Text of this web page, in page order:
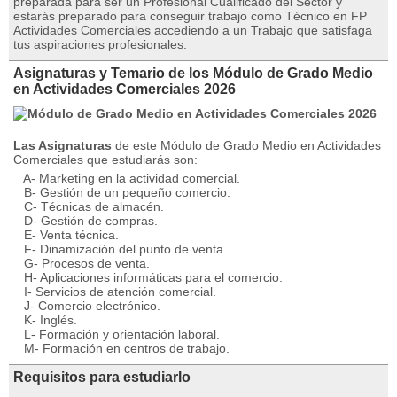
estarás preparado para conseguir trabajo como Técnico en FP
Actividades Comerciales accediendo a un Trabajo que satisfaga
tus aspiraciones profesionales.
Asignaturas y Temario de los Módulo de Grado Medio
en Actividades Comerciales 2026
Las Asignaturas de este Módulo de Grado Medio en Actividades
Comerciales que estudiarás son:
A- Marketing en la actividad comercial.
B- Gestión de un pequeño comercio.
C- Técnicas de almacén.
D- Gestión de compras.
E- Venta técnica.
F- Dinamización del punto de venta.
G- Procesos de venta.
H- Aplicaciones informáticas para el comercio.
I- Servicios de atención comercial.
J- Comercio electrónico.
K- Inglés.
L- Formación y orientación laboral.
M- Formación en centros de trabajo.
Requisitos para estudiarlo